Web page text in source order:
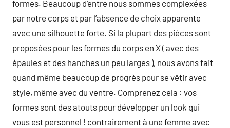
formes. Beaucoup d’entre nous sommes complexées
par notre corps et par l’absence de choix apparente
avec une silhouette forte. Si la plupart des pièces sont
proposées pour les formes du corps en X ( avec des
épaules et des hanches un peu larges ), nous avons fait
quand même beaucoup de progrès pour se vêtir avec
style, même avec du ventre. Comprenez cela : vos
formes sont des atouts pour développer un look qui
vous est personnel ! contrairement à une femme avec